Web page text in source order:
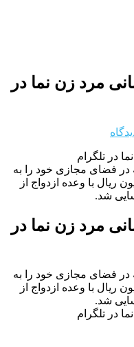
تومانی مرد زن نما در
فضای مجازی خود را به
خانم معرفی و مبلغ 600 میلیون ریال با وعده ازدواج از
شد.
تومانی مرد زن نما در
فضای مجازی خود را به
خانم معرفی و مبلغ 600 میلیون ریال با وعده ازدواج از
شد.